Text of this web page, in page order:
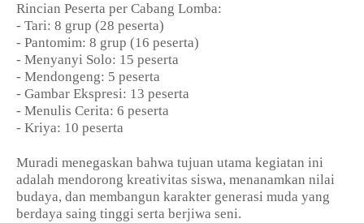
Rincian Peserta per Cabang Lomba:
- Tari: 8 grup (28 peserta)
- Pantomim: 8 grup (16 peserta)
- Menyanyi Solo: 15 peserta
- Mendongeng: 5 peserta
- Gambar Ekspresi: 13 peserta
- Menulis Cerita: 6 peserta
- Kriya: 10 peserta
Muradi menegaskan bahwa tujuan utama kegiatan ini
adalah mendorong kreativitas siswa, menanamkan nilai
budaya, dan membangun karakter generasi muda yang
berdaya saing tinggi serta berjiwa seni.